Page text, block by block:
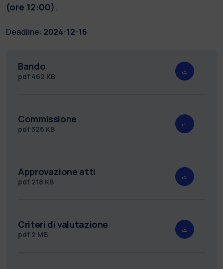
(ore 12:00).
Deadline: 2024-12-16
Bando
pdf 462 KB
Commissione
pdf 326 KB
Approvazione atti
pdf 218 KB
Criteri di valutazione
pdf 2 MB